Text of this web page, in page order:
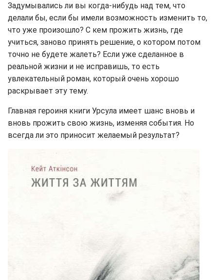
Задумывались ли вы когда-нибудь над тем, что
делали бы, если бы имели возможность изменить то,
что уже произошло? С кем прожить жизнь, где
учиться, заново принять решение, о котором потом
точно не будете жалеть? Если уже сделанное в
реальной жизни и не исправишь, то есть
увлекательный роман, который очень хорошо
раскрывает эту тему.
Главная героиня книги Урсула имеет шанс вновь и
вновь прожить свою жизнь, изменяя события. Но
всегда ли это приносит желаемый результат?